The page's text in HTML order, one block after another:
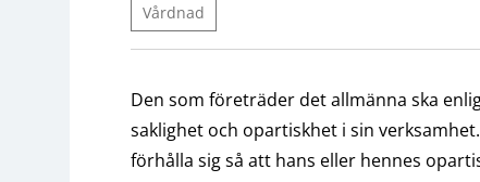
Vårdnad
Den som företräder det allmänna ska
saklighet och opartiskhet i sin
förhålla sig så att hans eller hennes